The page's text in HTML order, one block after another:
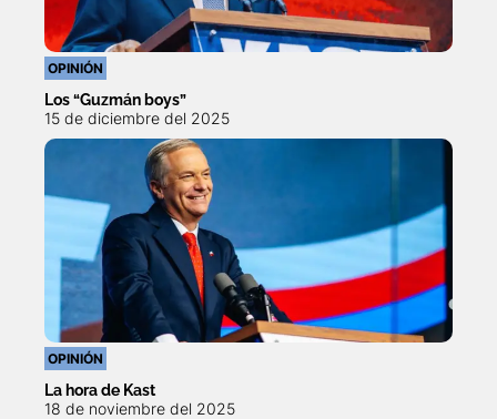
OPINIÓN
Los “Guzmán boys”
15 de diciembre del 2025
OPINIÓN
La hora de Kast
18 de noviembre del 2025